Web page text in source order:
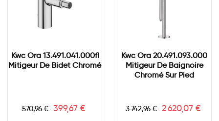
Kwc Ora 13.491.041.000fl
Mitigeur De Bidet Chromé
Prix
570,96 € Prix
399,67 €
Kwc Ora 20.491.093.000
Mitigeur De Baignoire
Chromé Sur Pied
Prix
3 742,96 € Prix
2 620,07 €